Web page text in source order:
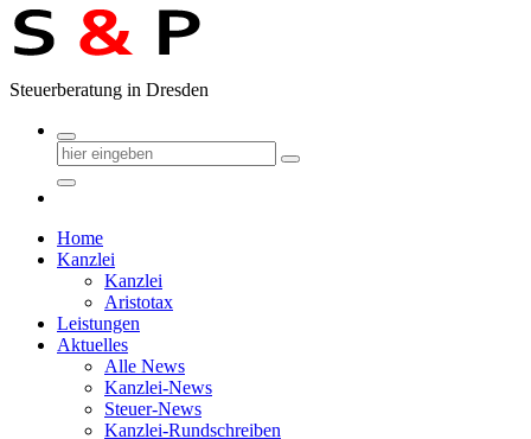
Zum
Inhalt
springen
Steuerberatung in Dresden
Home
Kanzlei
Kanzlei
Aristotax
Leistungen
Aktuelles
Alle News
Kanzlei-News
Steuer-News
Kanzlei-Rundschreiben